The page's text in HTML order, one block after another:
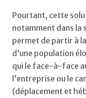
Pourtant, cette
notamment dans la
permet de partir à
d’une population
qui le face-à-face
l’entreprise ou le
(déplacement et